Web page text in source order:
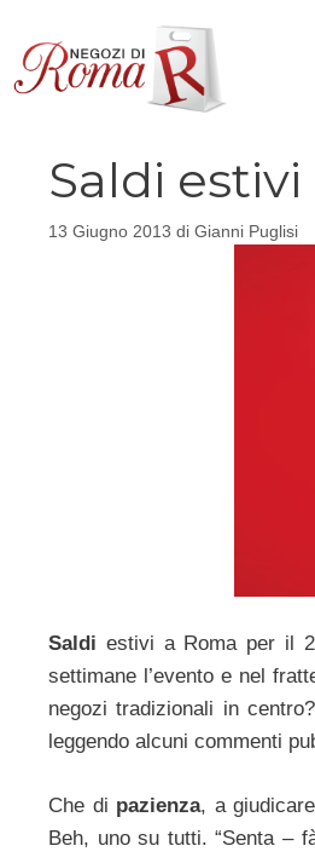
contenuto
Saldi
13 Giugno 2013 di Gianni Puglisi
Saldi estivi a Roma per il
settimane l’evento e nel
negozi tradizionali in
leggendo alcuni commenti
Che di pazienza, a
Beh, uno su tutti. “Senta –